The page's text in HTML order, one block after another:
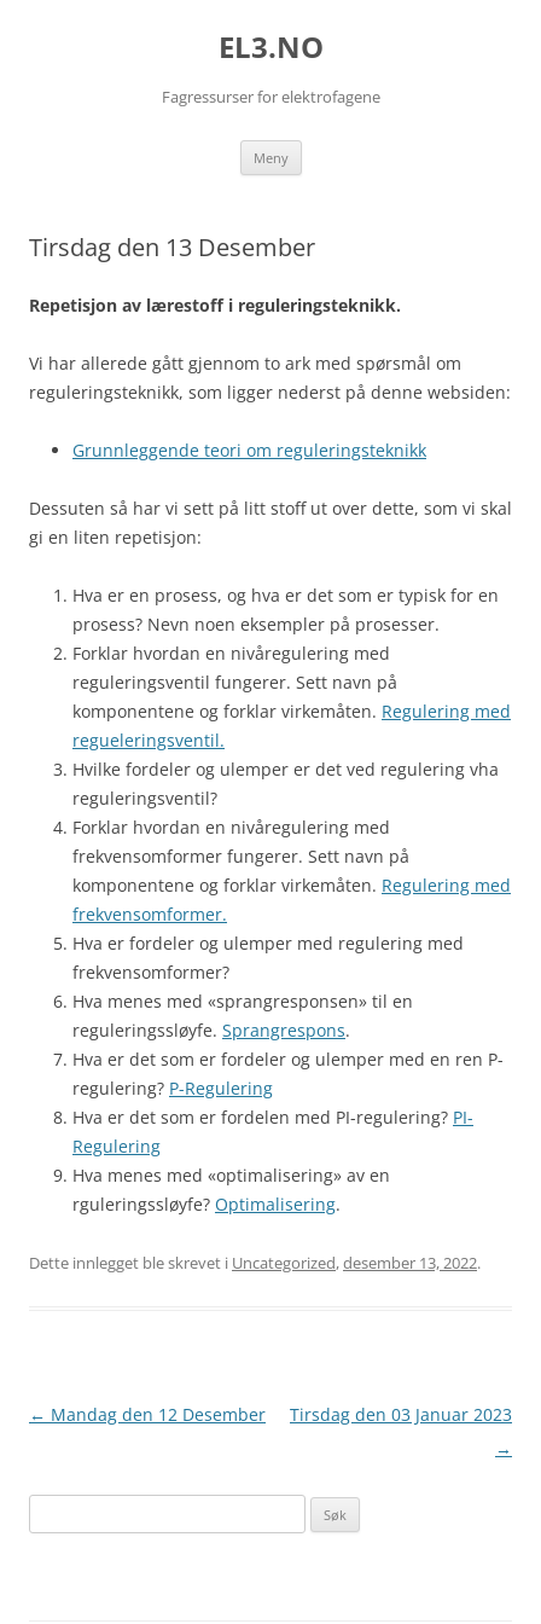
EL3.NO
Fagressurser for elektrofagene
Meny Hopp
innhold
Tirsdag den 13 Desember
Repetisjon av lærestoff i reguleringsteknikk.
Vi har allerede gått gjennom to ark med spørsmål om
reguleringsteknikk, som ligger nederst på denne websiden:
Grunnleggende teori om reguleringsteknikk
Dessuten så har vi sett på litt stoff ut over dette, som vi skal
gi en liten repetisjon:
Hva er en prosess, og hva er det som er typisk for en
prosess? Nevn noen eksempler på prosesser.
Forklar hvordan en nivåregulering med
reguleringsventil fungerer. Sett navn på
komponentene og forklar virkemåten. Regulering med
regueleringsventil.
Hvilke fordeler og ulemper er det ved regulering vha
reguleringsventil?
Forklar hvordan en nivåregulering med
frekvensomformer fungerer. Sett navn på
komponentene og forklar virkemåten. Regulering med
frekvensomformer.
Hva er fordeler og ulemper med regulering med
frekvensomformer?
Hva menes med «sprangresponsen» til en
reguleringssløyfe. Sprangrespons.
Hva er det som er fordeler og ulemper med en ren P-
regulering? P-Regulering
Hva er det som er fordelen med PI-regulering? PI-
Regulering
Hva menes med «optimalisering» av en
rguleringssløyfe? Optimalisering.
Dette innlegget ble skrevet i Uncategorized,desember 13, 2022.
Innleggsnavigasjon
← Mandag den 12 Desember
Tirsdag den 03 Januar 2023
→
ø